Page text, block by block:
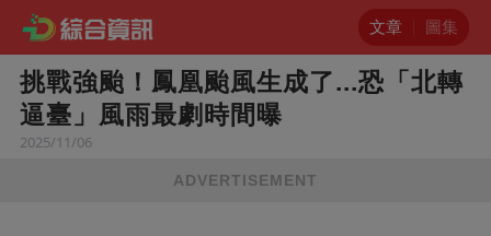
文章 圖集
挑戰強颱！鳳凰颱風生成了...恐「北轉
逼臺」風雨最劇時間曝
2025/11/06
ADVERTISEMENT